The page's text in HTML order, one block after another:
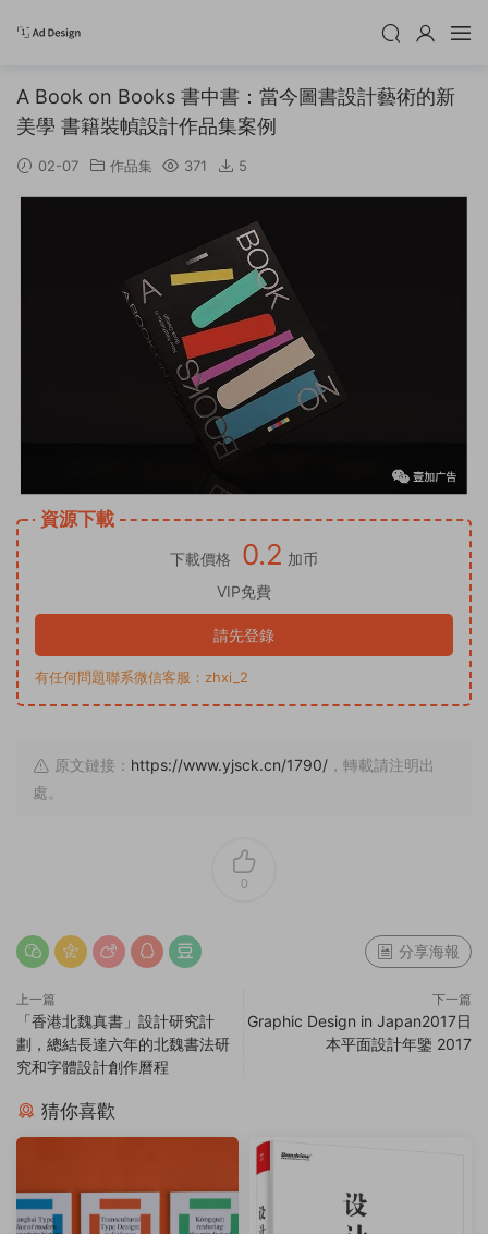
A Book on Books 書中書：當今圖書設計藝術的新
美學 書籍裝幀設計作品集案例
02-07 作品集 371 5
資源下載
下載價格 0.2 加币
VIP免費
請先登錄
有任何問題聯系微信客服：zhxi_2
原文鏈接： https://www.yjsck.cn/1790/ ，轉載請注明出
處。
0
分享海報
上一篇
「香港北魏真書」設計研究計
劃，總結長達六年的北魏書法研
究和字體設計創作曆程
下一篇
Graphic Design in Japan2017日
本平面設計年鑒 2017
猜你喜歡